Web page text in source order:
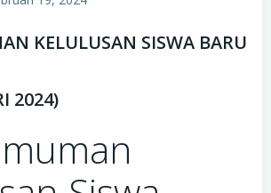
KELULUSAN SISWA BARU
2024)